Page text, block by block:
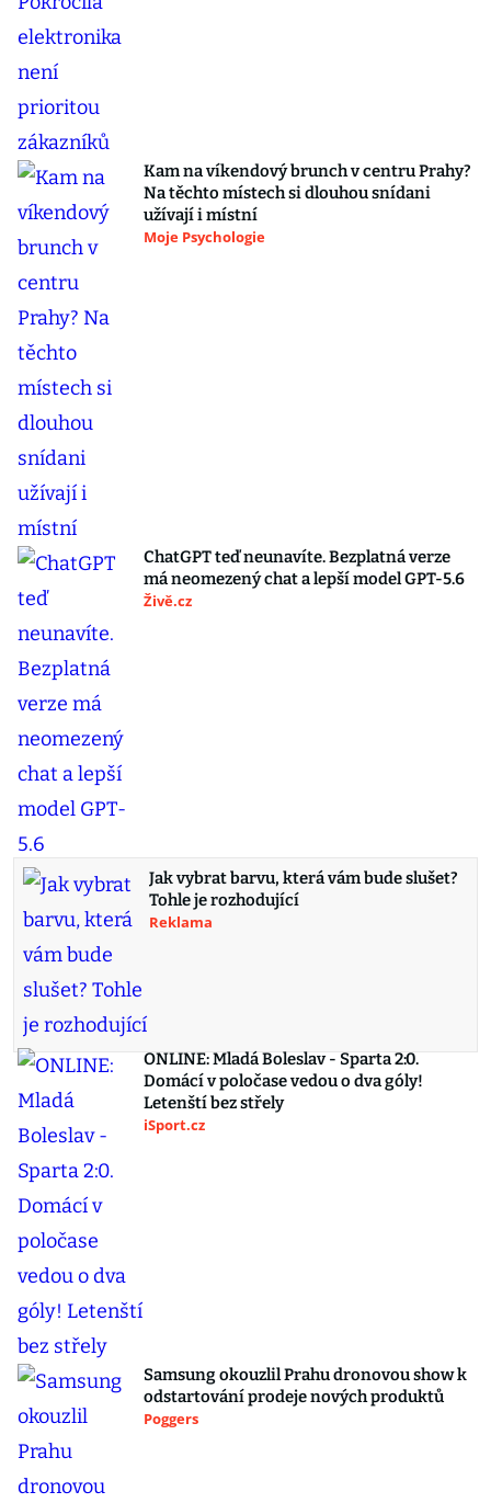
Kam na víkendový brunch v centru Prahy?
Na těchto místech si dlouhou snídani
užívají i místní
Moje Psychologie
ChatGPT teď neunavíte. Bezplatná verze
má neomezený chat a lepší model GPT-5.6
Živě.cz
Jak vybrat barvu, která vám bude slušet?
Tohle je rozhodující
Reklama
ONLINE: Mladá Boleslav - Sparta 2:0.
Domácí v poločase vedou o dva góly!
Letenští bez střely
iSport.cz
Samsung okouzlil Prahu dronovou show k
odstartování prodeje nových produktů
Poggers